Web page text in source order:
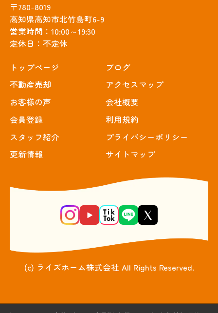
〒780-8019
高知県高知市北竹島町6-9
営業時間：10:00～19:30
定休日：不定休
トップぺージ
不動産売却
お客様の声
会員登録
スタッフ紹介
更新情報
ブログ
アクセスマップ
会社概要
利用規約
プライバシーポリシー
サイトマップ
(c) ライズホーム株式会社 All Rights Reserved.